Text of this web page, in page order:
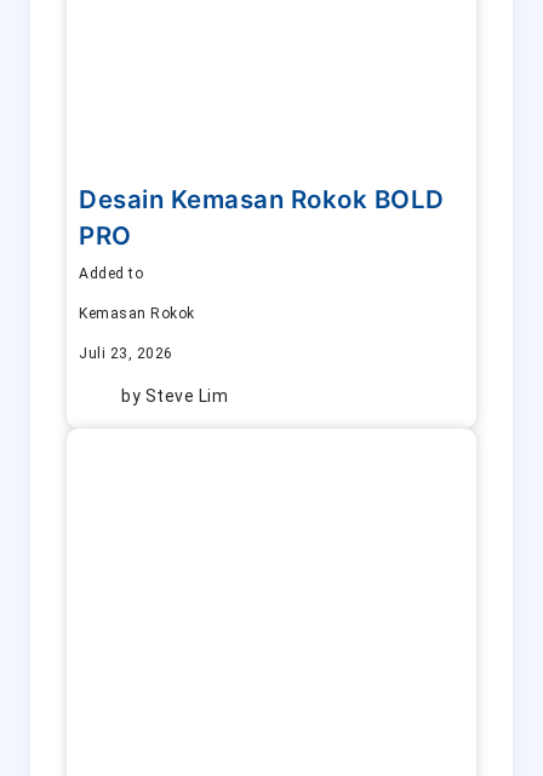
Desain Kemasan Rokok BOLD
PRO
Added to
Kemasan Rokok
Juli 23, 2026
by Steve Lim